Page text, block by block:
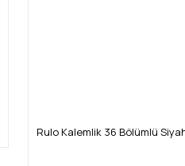
Rulo Kalemlik 36 Bölümlü